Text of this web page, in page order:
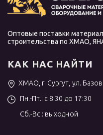
Оптовые поставки
строительства по ХМАО,
КАК НАС НАЙТИ
ХМАО, г. Сургут, ул.
Пн.-Пт.: с 8:30 до 17:30
Сб.-Вс.: выходной